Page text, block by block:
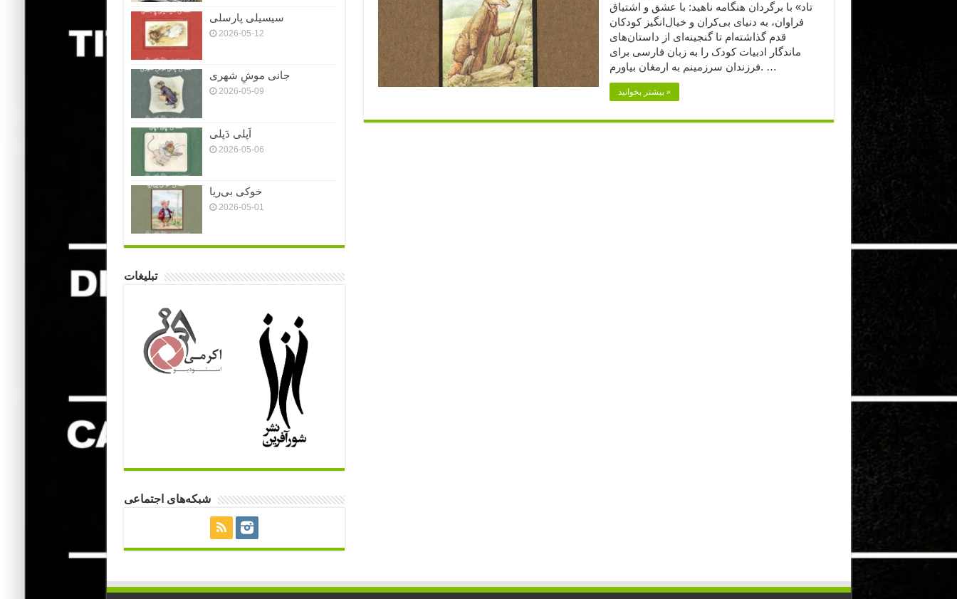
تاد» با برگردان هنگامه ناهید: با عشق و اشتیاق
فراوان، به دنیای بی‌کران و خیال‌انگیز کودکان
قدم گذاشته‌ام تا گنجینه‌ای از داستان‌های
ماندگار ادبیات کودک را به زبان فارسی برای
فرزندان سرزمینم به ارمغان بیاورم. …
بیشتر بخوانید »
سیسیلی پارسلی
2026-05-12
جانی موشِ شهری
2026-05-09
اَپلی دَپلی
2026-05-06
خوکی بی‌ریا
2026-05-01
تبلیغات
شبکه‌های اجتماعی